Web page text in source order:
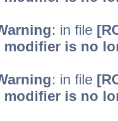
: in file
modifier is no
: in file
modifier is no